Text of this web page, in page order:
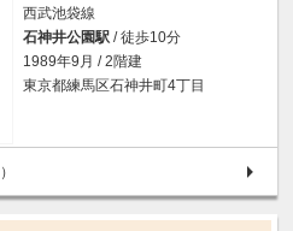
西武池袋線
石神井公園駅 / 徒歩10分
1989年9月 / 2階建
東京都練馬区石神井町4丁目
）